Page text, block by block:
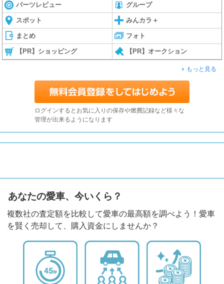
パーツレビュー グループ
スポット みんカラ＋
まとめ フォト
【PR】ショッピング 【PR】オークション
もっと見る
ログインするとお気に入りの保存や燃費記録など様々な
管理が出来るようになります
あなたの愛車、今いくら？
複数社の査定額を比較して愛車の最高額を調べよう！愛車
を賢く売却して、購入資金にしませんか？